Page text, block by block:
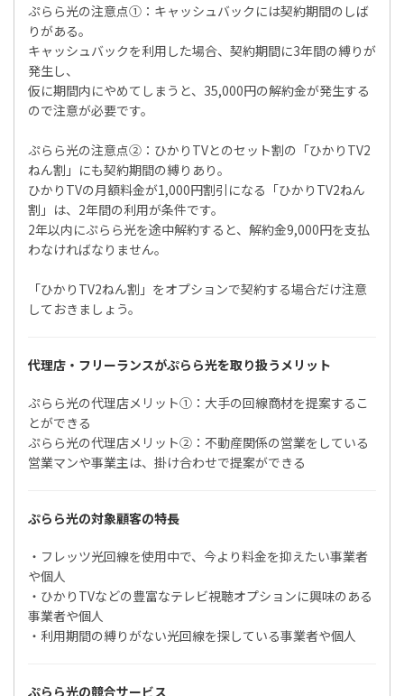
ぷらら光の注意点①：キャッシュバックには契約期間のしば
りがある。
キャッシュバックを利用した場合、契約期間に3年間の縛りが
発生し、
仮に期間内にやめてしまうと、35,000円の解約金が発生する
ので注意が必要です。
ぷらら光の注意点②：ひかりTVとのセット割の「ひかりTV2
ねん割」にも契約期間の縛りあり。
ひかりTVの月額料金が1,000円割引になる「ひかりTV2ねん
割」は、2年間の利用が条件です。
2年以内にぷらら光を途中解約すると、解約金9,000円を支払
わなければなりません。
「ひかりTV2ねん割」をオプションで契約する場合だけ注意
しておきましょう。
代理店・フリーランスがぷらら光を取り扱うメリット
ぷらら光の代理店メリット①：大手の回線商材を提案するこ
とができる
ぷらら光の代理店メリット②：不動産関係の営業をしている
営業マンや事業主は、掛け合わせで提案ができる
ぷらら光の対象顧客の特長
・フレッツ光回線を使用中で、今より料金を抑えたい事業者
や個人
・ひかりTVなどの豊富なテレビ視聴オプションに興味のある
事業者や個人
・利用期間の縛りがない光回線を探している事業者や個人
ぷらら光の競合サービス